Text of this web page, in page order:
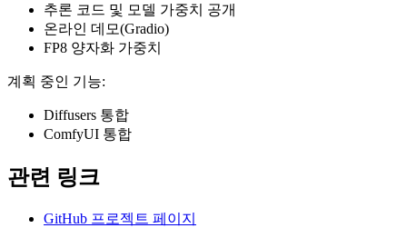
추론 코드 및 모델 가중치 공개
온라인 데모(Gradio)
FP8 양자화 가중치
계획 중인 기능:
Diffusers 통합
ComfyUI 통합
관련 링크
GitHub 프로젝트 페이지